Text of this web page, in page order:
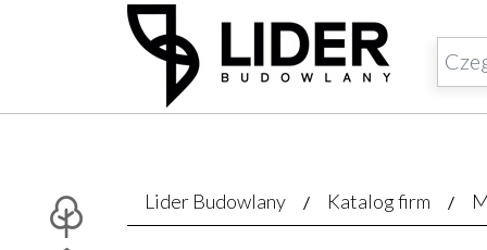
Lider Budowlany Katalog firm